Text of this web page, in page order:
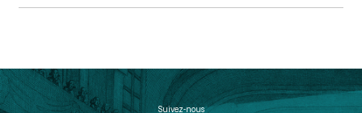
Suivez-nous